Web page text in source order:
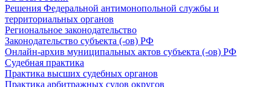
Решения Федеральной антимонопольной службы и
территориальных органов
Региональное законодательство
Законодательство субъекта (-ов) РФ
Онлайн-архив муниципальных актов субъекта (-ов) РФ
Судебная практика
Практика высших судебных органов
Практика арбитражных судов округов